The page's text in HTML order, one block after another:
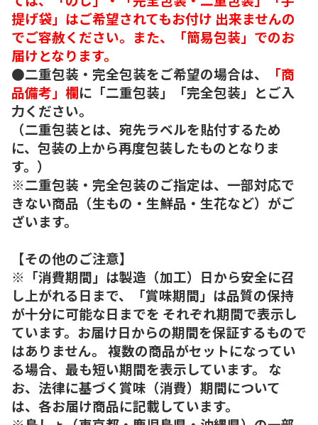
提げ袋」はご希望されてもお付け 出来ませんの
でご容赦ください。また、「簡易包装」でのお
届けとなります。
●二重包装・完全包装をご希望の場合は、
「商
品備考」欄に「二重包装」「完全包装」とご入
力ください。
（二重包装とは、宛先ラベルを貼付するため
に、包装の上から再度包装したものとなりま
す。）
※二重包装・完全包装のご指定は、一部対応で
きない商品（生もの・生鮮品・生花など）がご
ざいます。
【その他のご注意】
※「消費期間」は製造（加工）日から安全に召
し上がれる日まで、「賞味期間」は品質の保持
が十分に可能な日までを それぞれ期間で表示し
ています。お届け日からの期間を保証するもので
はありません。 複数の商品がセットになってい
る場合、最も短い期間を表示しています。 な
お、法律に基づく賞味（消費）期間について
は、各お届け商品に記載しています。